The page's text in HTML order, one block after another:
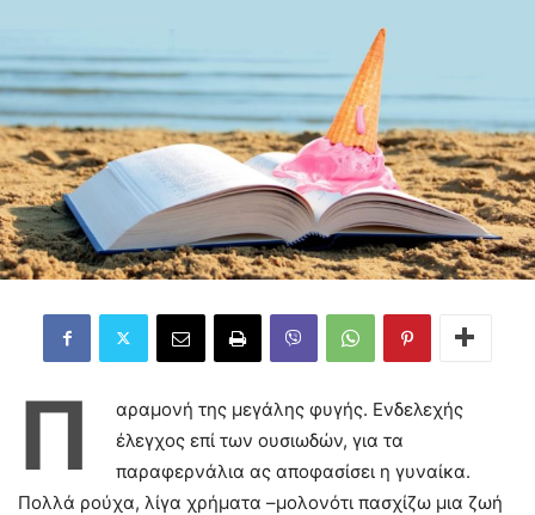
Π
αραμονή της μεγάλης φυγής. Ενδελεχής
έλεγχος επί των ουσιωδών, για τα
παραφερνάλια ας αποφασίσει η γυναίκα.
Πολλά ρούχα, λίγα χρήματα –μολονότι πασχίζω μια ζωή